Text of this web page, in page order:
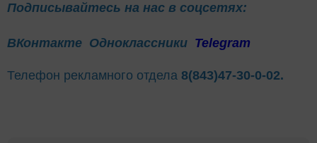
Подписывайтесь на нас в соцсетях:
ВКонтакте Одноклассники Telegram
Телефон рекламного отдела 8(843)47-30-0-02.